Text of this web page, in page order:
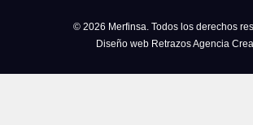
© 2026 Merfinsa. Todos los derechos
Diseño web Retrazos Agencia